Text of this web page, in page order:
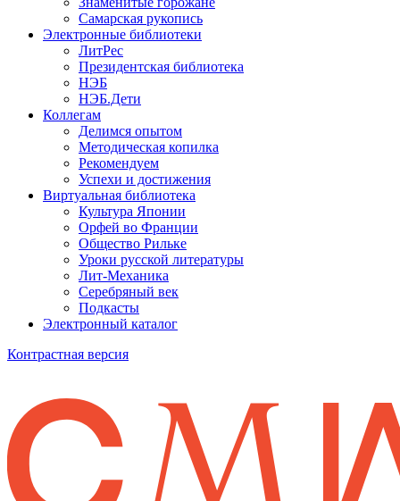
Самарская рукопись
Электронные библиотеки
ЛитРес
Президентская библиотека
НЭБ
НЭБ.Дети
Коллегам
Делимся опытом
Методическая копилка
Рекомендуем
Успехи и достижения
Виртуальная библиотека
Культура Японии
Орфей во Франции
Общество Рильке
Уроки русской литературы
Лит-Механика
Серебряный век
Подкасты
Электронный каталог
Контрастная версия